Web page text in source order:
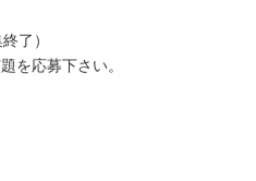
了）
を応募下さい。